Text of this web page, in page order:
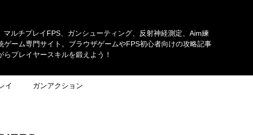
マルチプレイFPS、ガンシューティング、反射神経測定、Aim練
ゲーム専門サイト。ブラウザゲームやFPS初心者向けの攻略記事
らプレイヤースキルを鍛えよう！
イ ガンアクション